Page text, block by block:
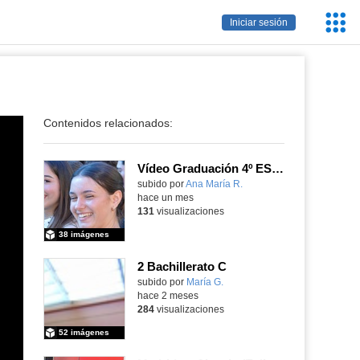
Iniciar sesión
Contenidos relacionados:
Vídeo Graduación 4º ESO 2025-2026 (2)
subido porAna María R.
38 imágenes
hace un mes
131 visualizaciones
2 Bachillerato C
Contenido educativo.
subido por María G.
52 imágenes
hace 2 meses
284visualizaciones